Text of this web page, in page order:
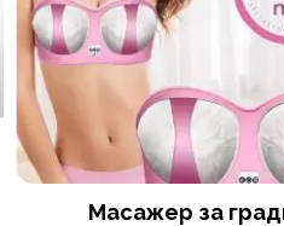
Масажер за